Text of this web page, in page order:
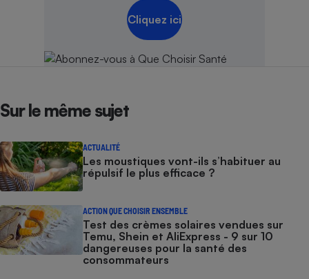
Cliquez ici
Sur le même sujet
ACTUALITÉ
Les moustiques vont-ils s’habituer au
répulsif le plus efficace ?
ACTION QUE CHOISIR ENSEMBLE
Test des crèmes solaires vendues sur
Temu, Shein et AliExpress - 9 sur 10
dangereuses pour la santé des
consommateurs